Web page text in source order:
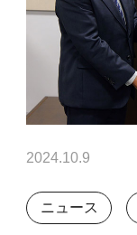
2024.10.9
ニュース